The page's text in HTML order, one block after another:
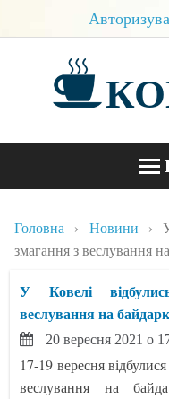
Головна Новини
змагання з веслування
У Ковелі
веслування на
20 вересня 2021 о
17-19 вересня
веслування на